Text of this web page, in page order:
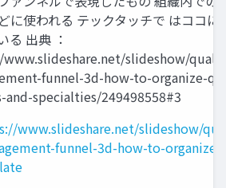
に使われる テックタッチで はココに
る 出典 ：
slideshow/
funnel-3d-how-to-organize-
and-specialties/249498558#3
www.slideshare.net/slideshow/
funnel-3d-how-to-organize-